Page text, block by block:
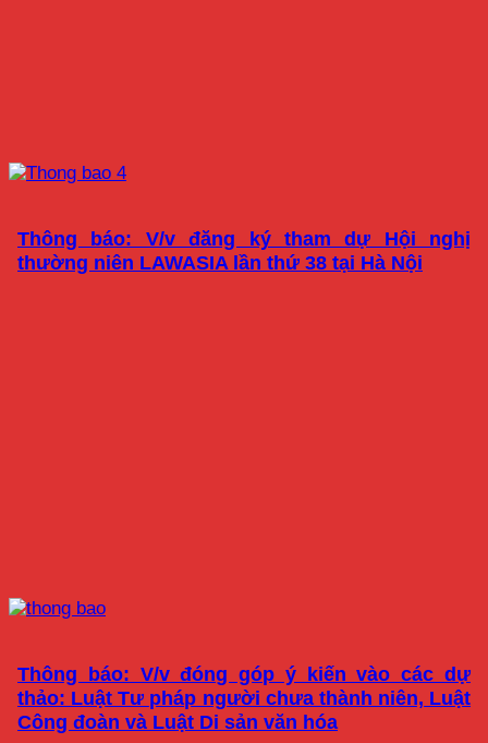
Thông báo: V/v đăng ký tham dự Hội nghị
thường niên LAWASIA lần thứ 38 tại Hà Nội
Thông báo: V/v đóng góp ý kiến vào các dự
thảo: Luật Tư pháp người chưa thành niên, Luật
Công đoàn và Luật Di sản văn hóa